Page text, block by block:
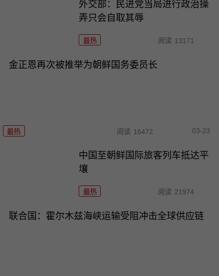
外交部：民进党当局进行政治操
弄只会自取其辱
最热 阅读 13171
金正恩再次被推举为朝鲜国务委员长
最热 阅读 16472 03-23
中国至朝鲜国际旅客列车抵达平
壤
最热 阅读 21974
联合国：霍尔木兹海峡运输受阻冲击全球供应链